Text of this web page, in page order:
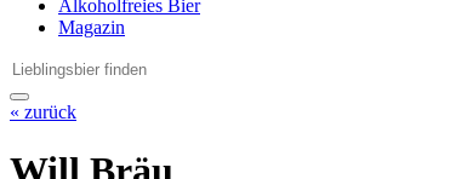
Alkoholfreies Bier
Magazin
« zurück